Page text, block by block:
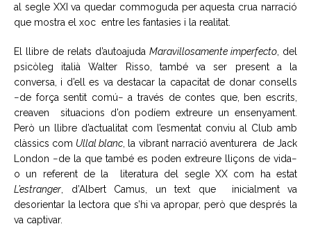
al segle XXI va quedar commoguda per aquesta crua narració
que mostra el xoc entre les fantasies i la realitat.
El llibre de relats d’autoajuda Maravillosamente imperfecto , del
psicòleg italià Walter Risso, també va ser present a la
conversa, i d’ell es va destacar la capacitat de donar consells
−de força sentit comú− a través de contes que, ben escrits,
creaven situacions d’on podíem extreure un ensenyament.
Però un llibre d’actualitat com l’esmentat conviu al Club amb
clàssics com Ullal blanc , la vibrant narració aventurera de Jack
London −de la que també es poden extreure lliçons de vida−
o un referent de la literatura del segle XX com ha estat
L’estranger , d’Albert Camus, un text que inicialment va
desorientar la lectora que s’hi va apropar, però que després la
va captivar.